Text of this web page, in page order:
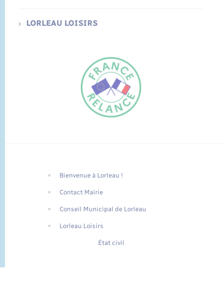
Traduction du
FR
LORLEAU LOISIRS
Bienvenue à Lorleau !
Contact Mairie
Conseil Municipal de Lorleau
Lorleau Loisirs
État civil